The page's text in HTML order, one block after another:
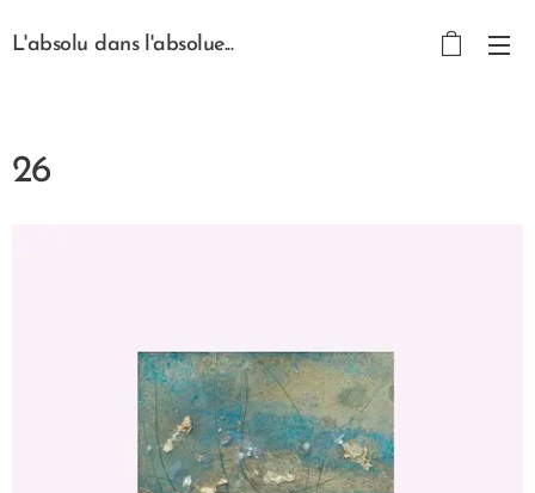
L'absolu dans l'absolue...
26